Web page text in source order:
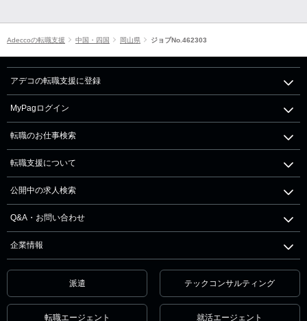
Adeccoの転職支援 中国・四国 岡山県 ジョブNo.462303
アデコの転職支援に登録
MyPagログイン
転職のお仕事検索
転職支援について
公開中の求人検索
Q&A・お問い合わせ
企業情報
派遣 テックコンサルティング
転職エージェント 就活エージェント